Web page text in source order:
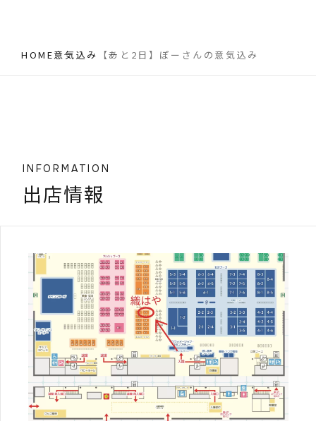
HOME意気込み 【あと2日】ぽーさんの意気込み
INFORMATION
出店情報